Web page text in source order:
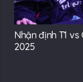
Nhận định T1
2025